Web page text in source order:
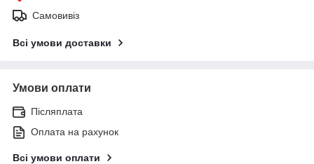
Самовивіз
Всі умови доставки
Умови оплати
Післяплата
Оплата на рахунок
Всі умови оплати